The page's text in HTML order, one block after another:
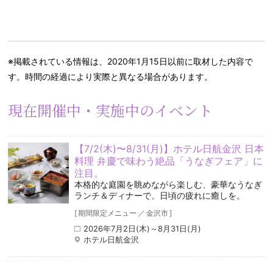
※掲載されている情報は、2020年1月15日以前に取材した内容で
す。時間の経過により実際と異なる場合があります。
現在開催中・実施中のイベント
【7/2(木)〜8/31(月)】ホテル日航金沢 日本
料理 弁慶で味わう絶品「うなぎフェア」に
注目。
本格的な庭園を眺めながら楽しむ、豪華なうなぎ
ランチ＆ディナーで、日頃の疲れに癒しを。
[期間限定メニュー ／ 金沢市]
2026年7月2日(木)～8月31日(月)
ホテル日航金沢